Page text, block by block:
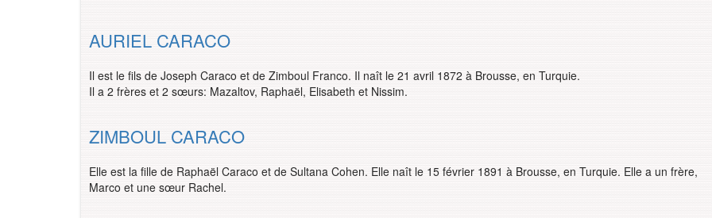
AURIEL CARACO
Il est le fils de Joseph Caraco et de Zimboul Franco. Il naît le 21 avril 1872 à Brousse, en Turquie.
Il a 2 frères et 2 sœurs: Mazaltov, Raphaël, Elisabeth et Nissim.
ZIMBOUL CARACO
Elle est la fille de Raphaël Caraco et de Sultana Cohen. Elle naît le 15 février 1891 à Brousse, en Turquie. Elle a un frère,
Marco et une sœur Rachel.